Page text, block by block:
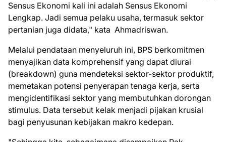
Sensus Ekonomi kali ini adalah Sensus Ekonomi
Lengkap. Jadi semua pelaku usaha, termasuk sektor
pertanian juga didata," kata Ahmadriswan.
Melalui pendataan menyeluruh ini, BPS berkomitmen
menyajikan data komprehensif yang dapat diurai
(breakdown) guna mendeteksi sektor-sektor produktif,
memetakan potensi penyerapan tenaga kerja, serta
mengidentifikasi sektor yang membutuhkan dorongan
stimulus. Data tersebut kelak menjadi pijakan krusial
bagi penyusunan kebijakan makro kedepan.